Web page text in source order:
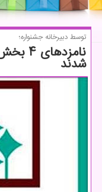
توسط دبیرخانه جشنواره؛
شدند